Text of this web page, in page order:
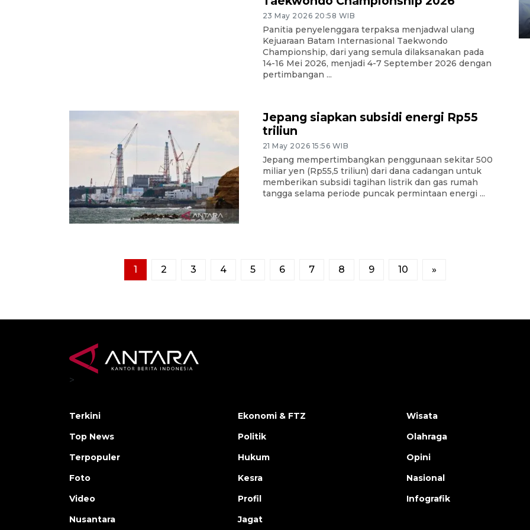
23 May 2026 20:58 WIB
Panitia penyelenggara terpaksa menjadwal ulang
Kejuaraan Batam Internasional Taekwondo
Championship, dari yang semula dilaksanakan pada
14-16 Mei 2026, menjadi 4-7 September 2026 dengan
pertimbangan ...
Jepang siapkan subsidi energi Rp55
triliun
21 May 2026 15:56 WIB
Jepang mempertimbangkan penggunaan sekitar 500
miliar yen (Rp55,5 triliun) dari dana cadangan untuk
memberikan subsidi tagihan listrik dan gas rumah
tangga selama periode puncak permintaan energi ...
1 2 3 4 5 6 7 8 9 10 »
gunakan mobil jenazah
>
Terkini
Top News
Terpopuler
Foto
Video
Nusantara
Ekonomi & FTZ
Politik
Hukum
Kesra
Profil
Jagat
Wisata
Olahraga
Opini
Nasional
Infografik